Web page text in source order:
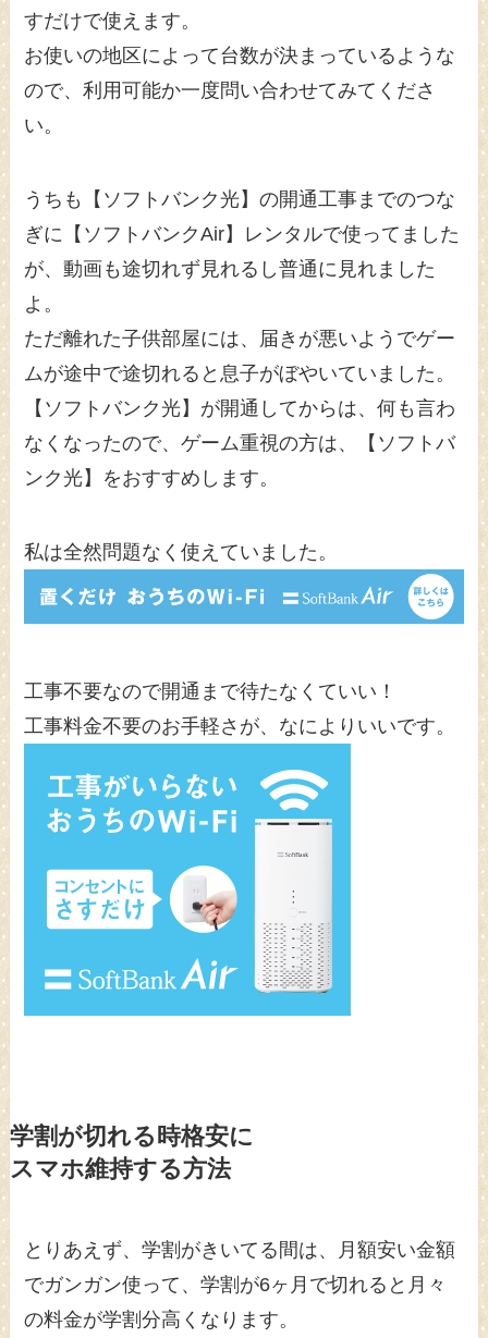
すだけで使えます。
お使いの地区によって台数が決まっているような
ので、利用可能か一度問い合わせてみてくださ
い。
うちも【ソフトバンク光】の開通工事までのつな
ぎに【ソフトバンクAir】レンタルで使ってました
が、動画も途切れず見れるし普通に見れました
よ。
ただ離れた子供部屋には、届きが悪いようでゲー
ムが途中で途切れると息子がぼやいていました。
【ソフトバンク光】が開通してからは、何も言わ
なくなったので、ゲーム重視の方は、【ソフトバ
ンク光】をおすすめします。
私は全然問題なく使えていました。
工事不要なので開通まで待たなくていい！
工事料金不要のお手軽さが、なによりいいです。
学割が切れる時格安に
スマホ維持する方法
とりあえず、学割がきいてる間は、月額安い金額
でガンガン使って、学割が6ヶ月で切れると月々
の料金が学割分高くなります。